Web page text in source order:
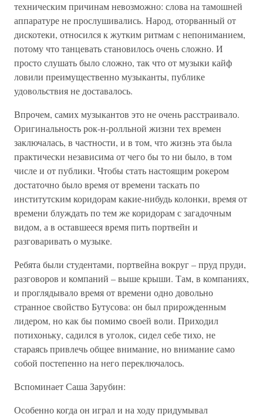
техническим причинам невозможно: слова на тамошней
аппаратуре не прослушивались. Народ, оторванный от
дискотеки, относился к жутким ритмам с непониманием,
потому что танцевать становилось очень сложно. И
просто слушать было сложно, так что от музыки кайф
ловили преимущественно музыканты, публике
удовольствия не доставалось.
Впрочем, самих музыкантов это не очень расстраивало.
Оригинальность рок-н-ролльной жизни тех времен
заключалась, в частности, и в том, что жизнь эта была
практически независима от чего бы то ни было, в том
числе и от публики. Чтобы стать настоящим рокером
достаточно было время от времени таскать по
институтским коридорам какие-нибудь колонки, время от
времени блуждать по тем же коридорам с загадочным
видом, а в оставшееся время пить портвейн и
разговаривать о музыке.
Ребята были студентами, портвейна вокруг – пруд пруди,
разговоров и компаний – выше крыши. Там, в компаниях,
и проглядывало время от времени одно довольно
странное свойство Бутусова: он был прирожденным
лидером, но как бы помимо своей воли. Приходил
потихоньку, садился в уголок, сидел себе тихо, не
стараясь привлечь общее внимание, но внимание само
собой постепенно на него переключалось.
Вспоминает Саша Зарубин:
Особенно когда он играл и на ходу придумывал